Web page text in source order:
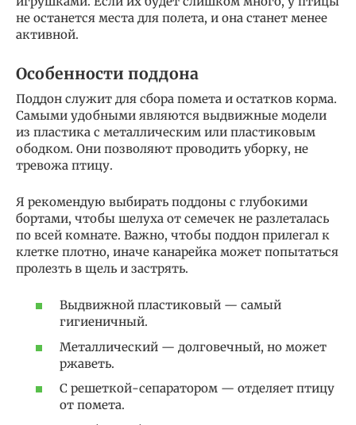
не останется места для полета, и она станет менее
активной.
Особенности поддона
Поддон служит для сбора помета и остатков корма.
Самыми удобными являются выдвижные модели
из пластика с металлическим или пластиковым
ободком. Они позволяют проводить уборку, не
тревожа птицу.
Я рекомендую выбирать поддоны с глубокими
бортами, чтобы шелуха от семечек не разлеталась
по всей комнате. Важно, чтобы поддон прилегал к
клетке плотно, иначе канарейка может попытаться
пролезть в щель и застрять.
Выдвижной пластиковый — самый
гигиеничный.
Металлический — долговечный, но может
ржаветь.
С решеткой-сепаратором — отделяет птицу
от помета.